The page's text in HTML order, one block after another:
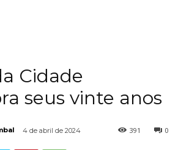
Cidade
seus vinte anos
4 de abril de 2024 0
391